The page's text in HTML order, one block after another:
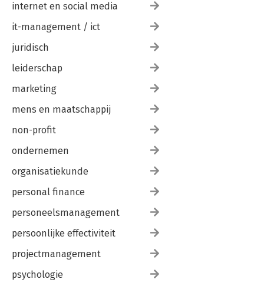
internet en social media
it-management / ict
juridisch
leiderschap
marketing
mens en maatschappij
non-profit
ondernemen
organisatiekunde
personal finance
personeelsmanagement
persoonlijke effectiviteit
projectmanagement
psychologie